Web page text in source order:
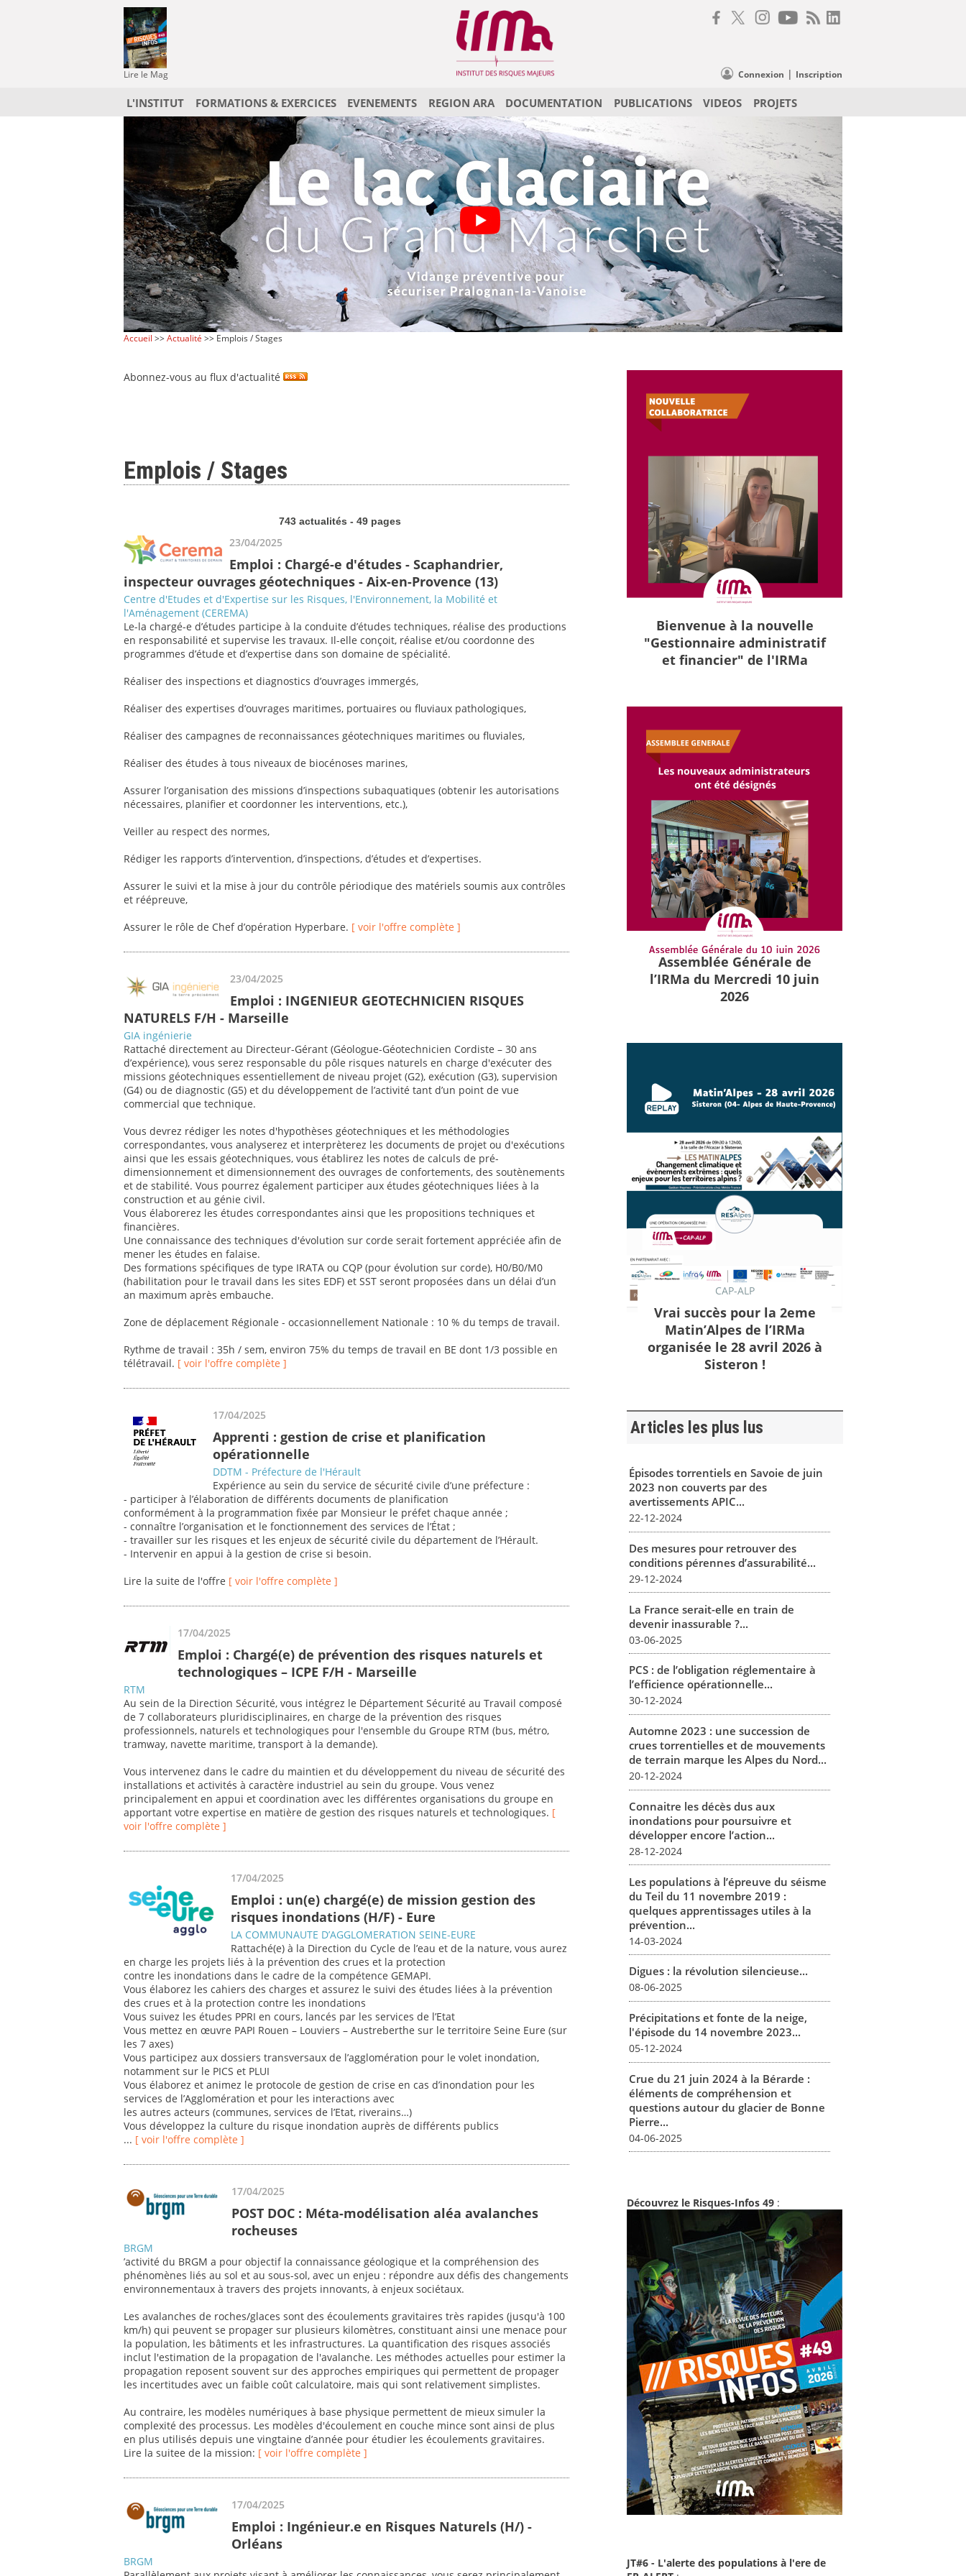
Lire le Mag Connexion | Inscription
L'INSTITUT FORMATIONS & EXERCICES EVENEMENTS REGION ARA DOCUMENTATION PUBLICATIONS VIDEOS PROJETS
Accueil >>Actualité >> Emplois / Stages
Abonnez-vous au flux d'actualité
Emplois / Stages
743 actualités - 49 pages
23/04/2025
Emploi : Chargé-e d'études - Scaphandrier,
inspecteur ouvrages géotechniques - Aix-en-Provence (13)
Centre d'Etudes et d'Expertise sur les Risques, l'Environnement, la Mobilité et
l'Aménagement (CEREMA)
Le-la chargé-e d’études participe à la conduite d’études techniques, réalise des productions
en responsabilité et supervise les travaux. Il-elle conçoit, réalise et/ou coordonne des
programmes d’étude et d’expertise dans son domaine de spécialité.
Réaliser des inspections et diagnostics d’ouvrages immergés,
Réaliser des expertises d’ouvrages maritimes, portuaires ou fluviaux pathologiques,
Réaliser des campagnes de reconnaissances géotechniques maritimes ou fluviales,
Réaliser des études à tous niveaux de biocénoses marines,
Assurer l’organisation des missions d’inspections subaquatiques (obtenir les autorisations
nécessaires, planifier et coordonner les interventions, etc.),
Veiller au respect des normes,
Rédiger les rapports d’intervention, d’inspections, d’études et d’expertises.
Assurer le suivi et la mise à jour du contrôle périodique des matériels soumis aux contrôles
et réépreuve,
Assurer le rôle de Chef d’opération Hyperbare. [ voir l'offre complète ]
23/04/2025
Emploi : INGENIEUR GEOTECHNICIEN RISQUES
NATURELS F/H - Marseille
GIA ingénierie
Rattaché directement au Directeur-Gérant (Géologue-Géotechnicien Cordiste – 30 ans
d’expérience), vous serez responsable du pôle risques naturels en charge d'exécuter des
missions géotechniques essentiellement de niveau projet (G2), exécution (G3), supervision
(G4) ou de diagnostic (G5) et du développement de l’activité tant d’un point de vue
commercial que technique.
Vous devrez rédiger les notes d'hypothèses géotechniques et les méthodologies
correspondantes, vous analyserez et interprèterez les documents de projet ou d'exécutions
ainsi que les essais géotechniques, vous établirez les notes de calculs de pré-
dimensionnement et dimensionnement des ouvrages de confortements, des soutènements
et de stabilité. Vous pourrez également participer aux études géotechniques liées à la
construction et au génie civil.
Vous élaborerez les études correspondantes ainsi que les propositions techniques et
financières.
Une connaissance des techniques d'évolution sur corde serait fortement appréciée afin de
mener les études en falaise.
Des formations spécifiques de type IRATA ou CQP (pour évolution sur corde), H0/B0/M0
(habilitation pour le travail dans les sites EDF) et SST seront proposées dans un délai d’un
an maximum après embauche.
Zone de déplacement Régionale - occasionnellement Nationale : 10 % du temps de travail.
Rythme de travail : 35h / sem, environ 75% du temps de travail en BE dont 1/3 possible en
télétravail. [ voir l'offre complète ]
17/04/2025
Apprenti : gestion de crise et planification
opérationnelle
DDTM - Préfecture de l'Hérault
Expérience au sein du service de sécurité civile d’une préfecture :
- participer à l’élaboration de différents documents de planification
conformément à la programmation fixée par Monsieur le préfet chaque année ;
- connaître l’organisation et le fonctionnement des services de l’État ;
- travailler sur les risques et les enjeux de sécurité civile du département de l’Hérault.
- Intervenir en appui à la gestion de crise si besoin.
Lire la suite de l'offre [ voir l'offre complète ]
17/04/2025
Emploi : Chargé(e) de prévention des risques naturels et
technologiques – ICPE F/H - Marseille
RTM
Au sein de la Direction Sécurité, vous intégrez le Département Sécurité au Travail composé
de 7 collaborateurs pluridisciplinaires, en charge de la prévention des risques
professionnels, naturels et technologiques pour l'ensemble du Groupe RTM (bus, métro,
tramway, navette maritime, transport à la demande).
Vous intervenez dans le cadre du maintien et du développement du niveau de sécurité des
installations et activités à caractère industriel au sein du groupe. Vous venez
principalement en appui et coordination avec les différentes organisations du groupe en
apportant votre expertise en matière de gestion des risques naturels et technologiques. [
voir l'offre complète ]
17/04/2025
Emploi : un(e) chargé(e) de mission gestion des
risques inondations (H/F) - Eure
LA COMMUNAUTE D’AGGLOMERATION SEINE-EURE
Rattaché(e) à la Direction du Cycle de l’eau et de la nature, vous aurez
en charge les projets liés à la prévention des crues et la protection
contre les inondations dans le cadre de la compétence GEMAPI.
Vous élaborez les cahiers des charges et assurez le suivi des études liées à la prévention
des crues et à la protection contre les inondations
Vous suivez les études PPRI en cours, lancés par les services de l’Etat
Vous mettez en œuvre PAPI Rouen – Louviers – Austreberthe sur le territoire Seine Eure (sur
les 7 axes)
Vous participez aux dossiers transversaux de l’agglomération pour le volet inondation,
notamment sur le PICS et PLUI
Vous élaborez et animez le protocole de gestion de crise en cas d’inondation pour les
services de l’Agglomération et pour les interactions avec
les autres acteurs (communes, services de l’Etat, riverains…)
Vous développez la culture du risque inondation auprès de différents publics
... [ voir l'offre complète ]
17/04/2025
POST DOC : Méta-modélisation aléa avalanches
rocheuses
BRGM
’activité du BRGM a pour objectif la connaissance géologique et la compréhension des
phénomènes liés au sol et au sous-sol, avec un enjeu : répondre aux défis des changements
environnementaux à travers des projets innovants, à enjeux sociétaux.
Les avalanches de roches/glaces sont des écoulements gravitaires très rapides (jusqu'à 100
km/h) qui peuvent se propager sur plusieurs kilomètres, constituant ainsi une menace pour
la population, les bâtiments et les infrastructures. La quantification des risques associés
inclut l'estimation de la propagation de l'avalanche. Les méthodes actuelles pour estimer la
propagation reposent souvent sur des approches empiriques qui permettent de propager
les incertitudes avec un faible coût calculatoire, mais qui sont relativement simplistes.
Au contraire, les modèles numériques à base physique permettent de mieux simuler la
complexité des processus. Les modèles d'écoulement en couche mince sont ainsi de plus
en plus utilisés depuis une vingtaine d’année pour étudier les écoulements gravitaires.
Lire la suitee de la mission: [ voir l'offre complète ]
17/04/2025
Emploi : Ingénieur.e en Risques Naturels (H/) -
Orléans
BRGM
Bienvenue à la nouvelle
"Gestionnaire administratif
et financier" de l'IRMa
Assemblée Générale de
l’IRMa du Mercredi 10 juin
2026
CAP-ALP
Vrai succès pour la 2eme
Matin’Alpes de l’IRMa
organisée le 28 avril 2026 à
Sisteron !
Articles les plus lus
Épisodes torrentiels en Savoie de juin
2023 non couverts par des
avertissements APIC...
22-12-2024
Des mesures pour retrouver des
conditions pérennes d’assurabilité...
29-12-2024
La France serait-elle en train de
devenir inassurable ?...
03-06-2025
PCS : de l’obligation réglementaire à
l’efficience opérationnelle...
30-12-2024
Automne 2023 : une succession de
crues torrentielles et de mouvements
de terrain marque les Alpes du Nord...
20-12-2024
Connaitre les décès dus aux
inondations pour poursuivre et
développer encore l’action...
28-12-2024
Les populations à l’épreuve du séisme
du Teil du 11 novembre 2019 :
quelques apprentissages utiles à la
prévention...
14-03-2024
Digues : la révolution silencieuse...
08-06-2025
Précipitations et fonte de la neige,
l'épisode du 14 novembre 2023...
05-12-2024
Crue du 21 juin 2024 à la Bérarde :
éléments de compréhension et
questions autour du glacier de Bonne
Pierre...
04-06-2025
Découvrez le Risques-Infos 49 :
JT#6 - L'alerte des populations à l'ere de